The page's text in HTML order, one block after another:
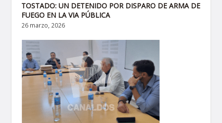
TOSTADO: UN DETENIDO POR DISPARO DE ARMA DE
FUEGO EN LA VIA PÚBLICA
26 marzo, 2026